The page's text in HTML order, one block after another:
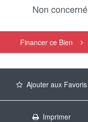
Non concerné
Financer ce Bien
Ajouter aux Favoris
Imprimer